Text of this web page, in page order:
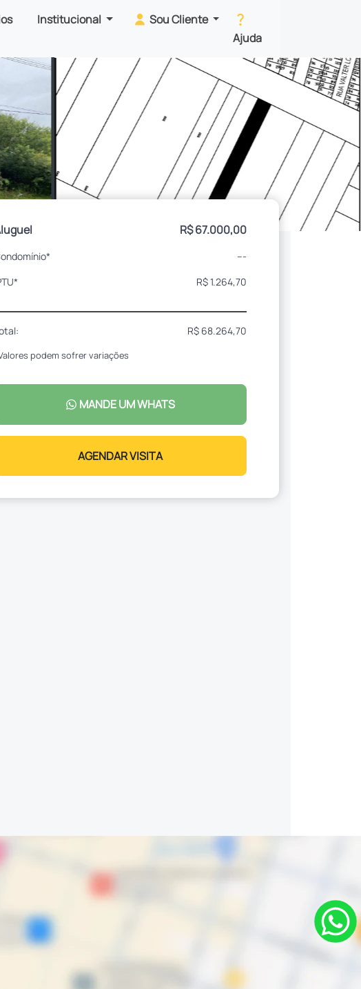
Institucional
Sou Cliente
Ajuda
R$ 67.000,00
---
R$ 1.264,70
R$ 68.264,70
podem sofrer variações
MANDE UM WHATS
AGENDAR VISITA